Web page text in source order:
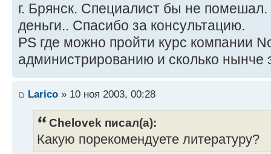
г. Брянск. Специалист бы не
деньги.. Спасибо за консультацию.
PS где можно пройти курс компании
администрированию и сколько нынче
Larico » 10 ноя 2003, 00:28
Chelovek писал(а):
Какую порекомендуете литературу?